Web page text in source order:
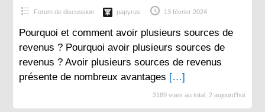
Forum de discussion papyrus 13 février 2024
Pourquoi et comment avoir plusieurs sources de
revenus ? Pourquoi avoir plusieurs sources de
revenus ? Avoir plusieurs sources de revenus
présente de nombreux avantages […]
3189 vues au total, 2 aujourd'hui